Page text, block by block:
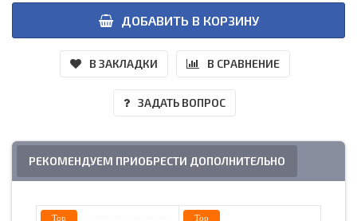
ДОБАВИТЬ В КОРЗИНУ
В ЗАКЛАДКИ В СРАВНЕНИЕ
ЗАДАТЬ ВОПРОС
РЕКОМЕНДУЕМ ПРИОБРЕСТИ ДОПОЛНИТЕЛЬНО
Top Top